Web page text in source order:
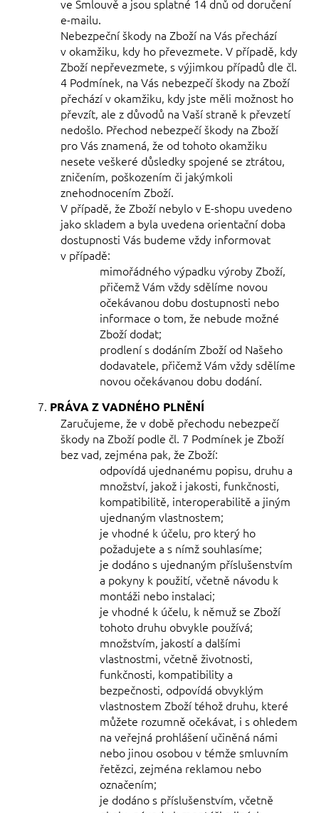
ve Smlouvě a jsou splatné 14 dnů od doručení
e-mailu.
Nebezpeční škody na Zboží na Vás přechází
v okamžiku, kdy ho převezmete. V případě, kdy
Zboží nepřevezmete, s výjimkou případů dle čl.
4 Podmínek, na Vás nebezpečí škody na Zboží
přechází v okamžiku, kdy jste měli možnost ho
převzít, ale z důvodů na Vaší straně k převzetí
nedošlo. Přechod nebezpečí škody na Zboží
pro Vás znamená, že od tohoto okamžiku
nesete veškeré důsledky spojené se ztrátou,
zničením, poškozením či jakýmkoli
znehodnocením Zboží.
V případě, že Zboží nebylo v E-shopu uvedeno
jako skladem a byla uvedena orientační doba
dostupnosti Vás budeme vždy informovat
v případě:
mimořádného výpadku výroby Zboží,
přičemž Vám vždy sdělíme novou
očekávanou dobu dostupnosti nebo
informace o tom, že nebude možné
Zboží dodat;
prodlení s dodáním Zboží od Našeho
dodavatele, přičemž Vám vždy sdělíme
novou očekávanou dobu dodání.
PRÁVA Z VADNÉHO PLNĚNÍ
Zaručujeme, že v době přechodu nebezpečí
škody na Zboží podle čl. 7 Podmínek je Zboží
bez vad, zejména pak, že Zboží:
odpovídá ujednanému popisu, druhu a
množství, jakož i jakosti, funkčnosti,
kompatibilitě, interoperabilitě a jiným
ujednaným vlastnostem;
je vhodné k účelu, pro který ho
požadujete a s nímž souhlasíme;
je dodáno s ujednaným příslušenstvím
a pokyny k použití, včetně návodu k
montáži nebo instalaci;
je vhodné k účelu, k němuž se Zboží
tohoto druhu obvykle používá;
množstvím, jakostí a dalšími
vlastnostmi, včetně životnosti,
funkčnosti, kompatibility a
bezpečnosti, odpovídá obvyklým
vlastnostem Zboží téhož druhu, které
můžete rozumně očekávat, i s ohledem
na veřejná prohlášení učiněná námi
nebo jinou osobou v témže smluvním
řetězci, zejména reklamou nebo
označením;
je dodáno s příslušenstvím, včetně